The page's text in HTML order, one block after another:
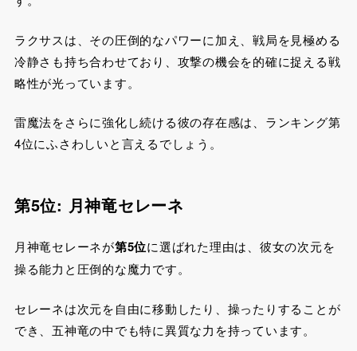
ラクサスは、その圧倒的なパワーに加え、戦局を見極める
冷静さも持ち合わせており、攻撃の機会を的確に捉える戦
略性が光っています。
雷魔法をさらに強化し続ける彼の存在感は、ランキング第
4位にふさわしいと言えるでしょう。
第5位: 月神竜セレーネ
月神竜セレーネが第5位に選ばれた理由は、彼女の次元を
操る能力と圧倒的な魔力です。
セレーネは次元を自由に移動したり、操ったりすることが
でき、五神竜の中でも特に異質な力を持っています。